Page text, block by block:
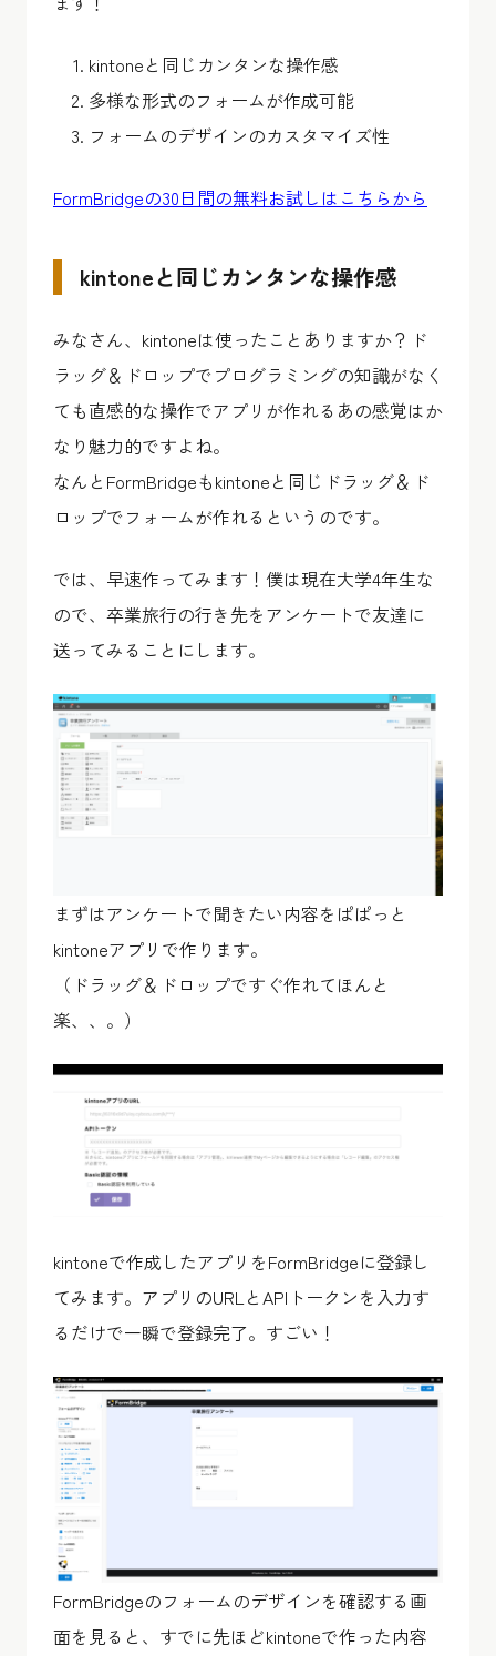
kintoneと同じカンタンな操作感
多様な形式のフォームが作成可能
フォームのデザインのカスタマイズ性
FormBridgeの30日間の無料お試しはこちらから
kintoneと同じカンタンな操作感
みなさん、kintoneは使ったことありますか？ド
ラッグ＆ドロップでプログラミングの知識がなく
ても直感的な操作でアプリが作れるあの感覚はか
なり魅力的ですよね。
なんとFormBridgeもkintoneと同じドラッグ＆ド
ロップでフォームが作れるというのです。
では、早速作ってみます！僕は現在大学4年生な
ので、卒業旅行の行き先をアンケートで友達に
送ってみることにします。
まずはアンケートで聞きたい内容をぱぱっと
kintoneアプリで作ります。
（ドラッグ＆ドロップですぐ作れてほんと
楽、、。）
kintoneで作成したアプリをFormBridgeに登録し
てみます。アプリのURLとAPIトークンを入力す
るだけで一瞬で登録完了。すごい！
FormBridgeのフォームのデザインを確認する画
面を見ると、すでに先ほどkintoneで作った内容